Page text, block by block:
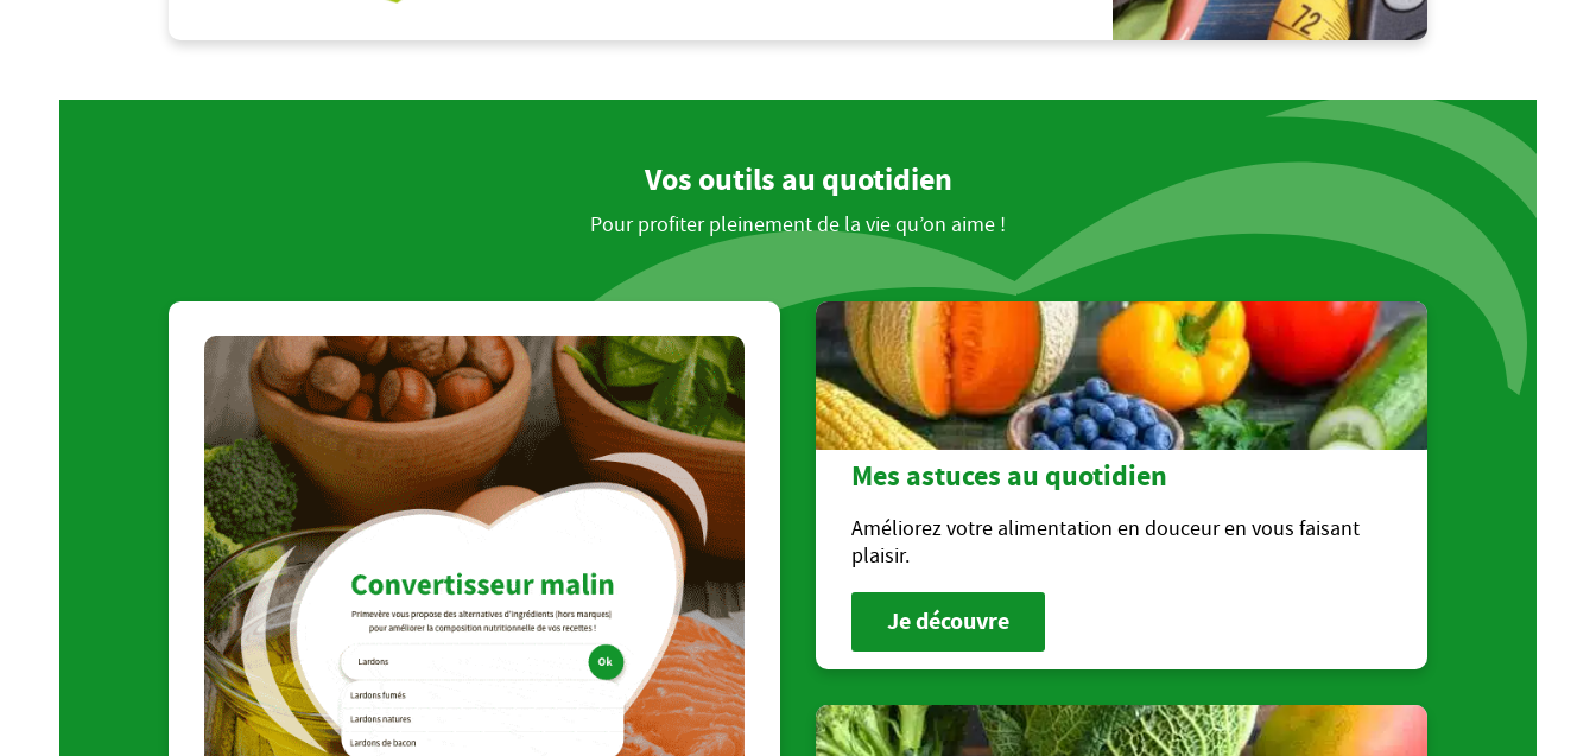
Vos outils au quotidien
Pour profiter pleinement de la vie qu’on aime !
Mes astuces au quotidien
Améliorez votre alimentation en douceur en vous faisant
plaisir.
Je découvre